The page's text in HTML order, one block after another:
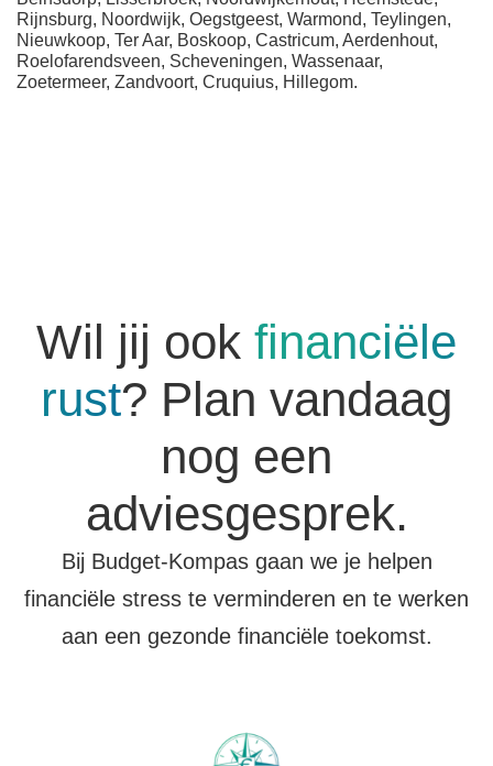
Rijnsburg, Noordwijk, Oegstgeest, Warmond, Teylingen,
Nieuwkoop, Ter Aar, Boskoop, Castricum, Aerdenhout,
Roelofarendsveen, Scheveningen, Wassenaar,
Zoetermeer, Zandvoort, Cruquius, Hillegom.
Wil jij ook financiële
rust? Plan vandaag
nog een
adviesgesprek.
Bij Budget-Kompas gaan we je helpen
financiële stress te verminderen en te werken
aan een gezonde financiële toekomst.